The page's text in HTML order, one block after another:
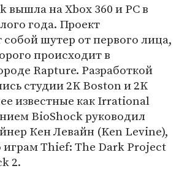
вышла на Xbox 360 и PC в
года. Проект
собой шутер от первого лица,
происходит в
Rapture. Разработкой
студии 2K Boston и 2K
известные как Irrational
BioShock руководил
Кен Левайн (Ken Levine),
играм Thief: The Dark Project
2.